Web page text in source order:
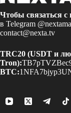
Чтобы связаться с
в Telegram
contact@nexta.tv
TRC20 (USDT и
Tron):
BTC: